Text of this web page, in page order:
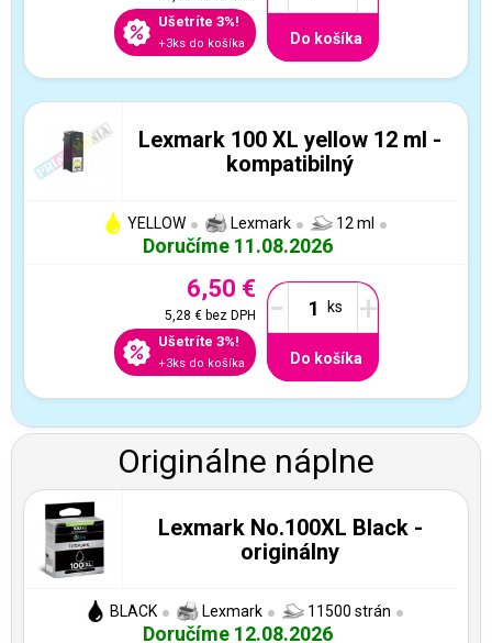
Ušetríte 3%!
+3ks do košíka Do košíka
Lexmark 100 XL yellow 12 ml -
kompatibilný
YELLOW Lexmark 12 ml
Doručíme 11.08.2026
6,50 €
5,28 €bez DPH
Ušetríte 3%!
+3ks do košíka
- +
Do košíka
Originálne náplne
Lexmark No.100XL Black -
originálny
BLACK Lexmark 11500 strán
Doručíme 12.08.2026